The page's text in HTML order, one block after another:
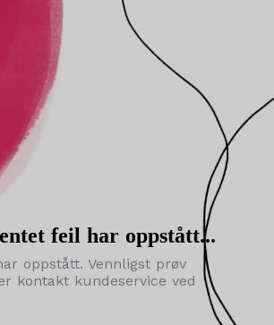
feil har oppstått...
oppstått. Vennligst prøv
kontakt kundeservice ved